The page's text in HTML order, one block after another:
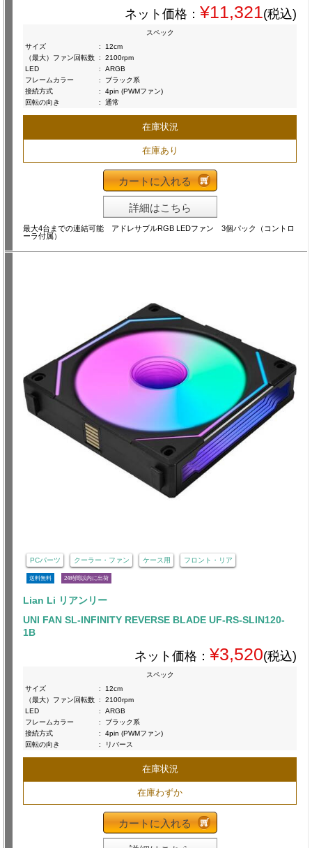
ネット価格： ¥11,321(税込)
スペック
サイズ
:
12cm
（最大）ファン回転数 :
2100rpm
LED
:
ARGB
フレームカラー
:
ブラック系
接続方式
:
4pin (PWMファン)
回転の向き
: 通常
在庫状況
在庫あり
カートに入れる
詳細はこちら
最大4台までの連結可能 アドレサブルRGB LEDファン 3個パック（コントロ
ーラ付属）
PCパーツ クーラー・ファン ケース用 フロント・リア
送料無料 24時間以内に出荷
Lian Li リアンリー
UNI FAN SL-INFINITY REVERSE BLADE UF-RS-SLIN120-
1B
ネット価格： ¥3,520(税込)
スペック
サイズ
:
12cm
（最大）ファン回転数 :
2100rpm
LED
:
ARGB
フレームカラー
:
ブラック系
接続方式
:
4pin (PWMファン)
回転の向き
: リバース
在庫状況
在庫わずか
カートに入れる